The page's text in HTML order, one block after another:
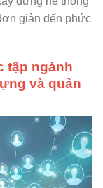
giản đến phức
tập ngành
và quản